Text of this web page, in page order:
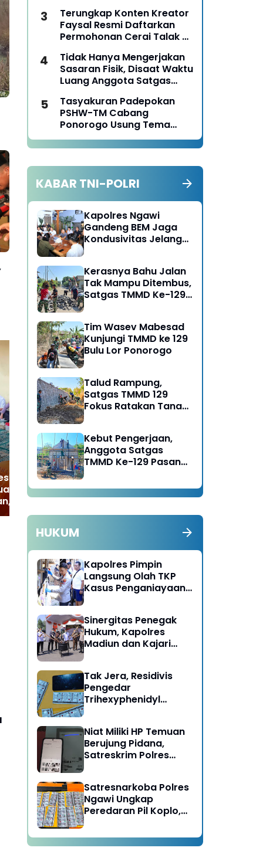
Ngawi Gelar
Bersama
Hadirkan
Penuh Makna
Gercep! Polres Ngawi
Bubarkan Arak-Arakan
Laporan Warga
Terungkap Konten Kreator
Faysal Resmi Daftarkan
Permohonan Cerai Talak Di
Ponorogo
Tidak Hanya Mengerjakan
Sasaran Fisik, Disaat Waktu
Luang Anggota Satgas
Tangan Bantu Warga
Panen Jagung
Tasyakuran Padepokan
PSHW-TM Cabang
Ponorogo Usung Tema
Bersatu dalam
Persaudaraan, Berkarya
Tanggungjawab
KABAR TNI-POLRI
Kapolres Ngawi
Gandeng BEM Jaga
Kondusivitas Jelang
Kerasnya Bahu Jalan
Tak Mampu Ditembus,
Satgas TMMD Ke-129
Tim Wasev Mabesad
Kunjungi TMMD ke 129
Bulu Lor Ponorogo
Talud Rampung,
Satgas TMMD 129
Fokus Ratakan Tanah
Kebut Pengerjaan,
Anggota Satgas
TMMD Ke-129 Pasang
Rumah Sasaran Rehab
RTLH
HUKUM
Kapolres Pimpin
Langsung Olah TKP
Kasus Penganiayaan
Ngawi
Sinergitas Penegak
Hukum, Kapolres
Madiun dan Kajari
Umum
Tak Jera, Residivis
Pengedar
Trihexyphenidyl
Ngawi
Niat Miliki HP Temuan
Berujung Pidana,
Satreskrim Polres
Satresnarkoba Polres
Ngawi Ungkap
Peredaran Pil Koplo,
Diamankan